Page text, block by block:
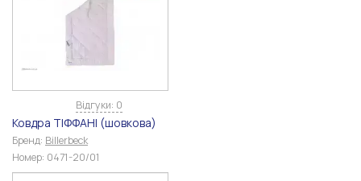
Відгуки: 0
Ковдра ТІФФАНІ (шовкова)
Бренд: Billerbeck
Номер: 0471-20/01